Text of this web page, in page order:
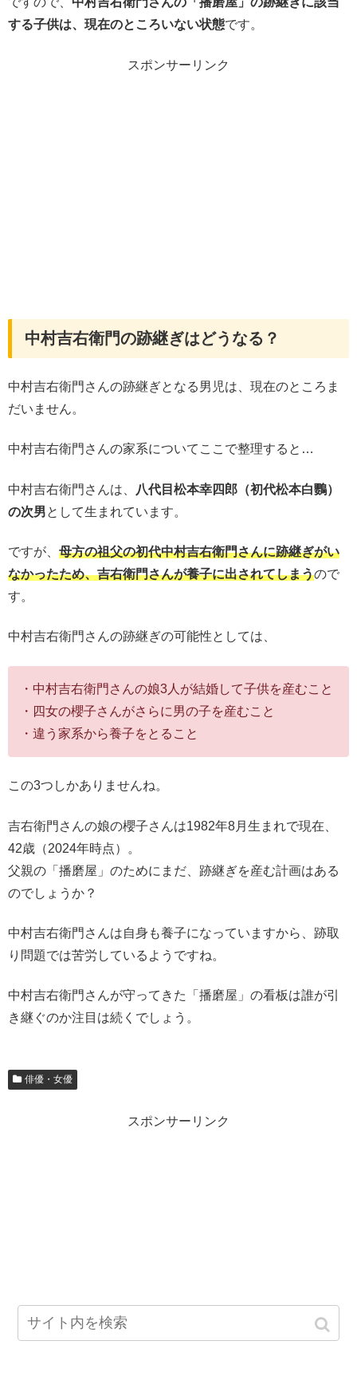
する子供は、現在のところいない状態です。
スポンサーリンク
中村吉右衛門の跡継ぎはどうなる？
中村吉右衛門さんの跡継ぎとなる男児は、現在のところま
だいません。
中村吉右衛門さんの家系についてここで整理すると…
中村吉右衛門さんは、
八代目松本幸四郎（初代松本白鸚）
の次男として生まれています。
ですが、 母方の祖父の初代中村吉右衛門さんに跡継ぎがい
なかったため、吉右衛門さんが養子に出されてしまうので
す。
中村吉右衛門さんの跡継ぎの可能性としては、
・中村吉右衛門さんの娘3人が結婚して子供を産むこと
・四女の櫻子さんがさらに男の子を産むこと
・違う家系から養子をとること
この3つしかありませんね。
吉右衛門さんの娘の櫻子さんは1982年8月生まれで現在、
42歳（2024年時点）。
父親の「播磨屋」のためにまだ、跡継ぎを産む計画はある
のでしょうか？
中村吉右衛門さんは自身も養子になっていますから、跡取
り問題では苦労しているようですね。
中村吉右衛門さんが守ってきた「播磨屋」の看板は誰が引
き継ぐのか注目は続くでしょう。
俳優・女優
スポンサーリンク